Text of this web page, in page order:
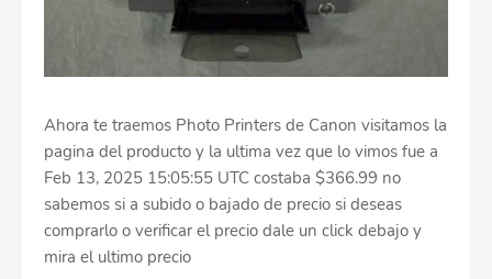
Ahora te traemos Photo Printers de Canon visitamos la
pagina del producto y la ultima vez que lo vimos fue a
Feb 13, 2025 15:05:55 UTC costaba $366.99 no
sabemos si a subido o bajado de precio si deseas
comprarlo o verificar el precio dale un click debajo y
mira el ultimo precio